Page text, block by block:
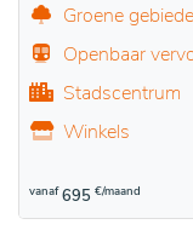
Groene
Openbaar
Stadscentrum
Winkels
vanaf 695 €/maand